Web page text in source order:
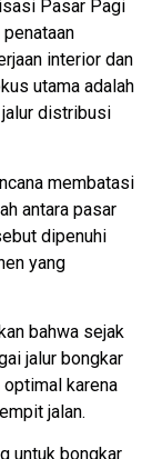
Pasar Pagi
interior dan
utama adalah
distribusi
membatasi
antara pasar
dipenuhi
yang
bahwa sejak
jalur bongkar
karena
jalan.
untuk bongkar